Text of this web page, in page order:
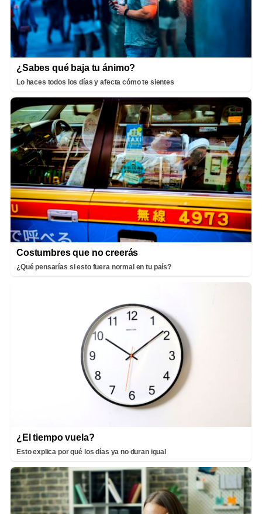
¿Sabes qué baja tu ánimo?
Lo haces todos los días y afecta cómo te sientes
Costumbres que no creerás
¿Qué pensarías si esto fuera normal en tu país?
¿El tiempo vuela?
Esto explica por qué los días ya no duran igual